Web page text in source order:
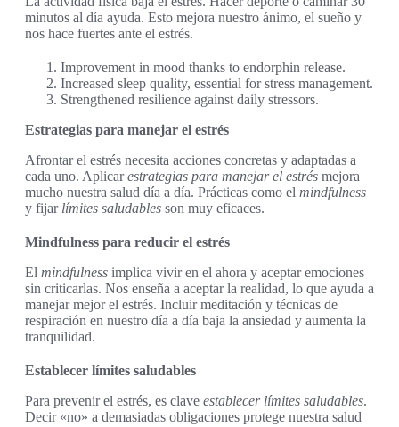
minutos al día ayuda. Esto mejora nuestro ánimo, el sueño y
nos hace fuertes ante el estrés.
Improvement in mood thanks to endorphin release.
Increased sleep quality, essential for stress management.
Strengthened resilience against daily stressors.
Estrategias para manejar el estrés
Afrontar el estrés necesita acciones concretas y adaptadas a
cada uno. Aplicarestrategias para manejar el estrés mejora
mucho nuestra salud día a día. Prácticas como el mindfulness
y fijar límites saludables son muy eficaces.
Mindfulness para reducir el estrés
El mindfulness implica vivir en el ahora y aceptar emociones
sin criticarlas. Nos enseña a aceptar la realidad, lo que ayuda a
manejar mejor el estrés. Incluir meditación y técnicas de
respiración en nuestro día a día baja la ansiedad y aumenta la
tranquilidad.
Establecer límites saludables
Para prevenir el estrés, es clave establecer límites saludables.
Decir «no» a demasiadas obligaciones protege nuestra salud